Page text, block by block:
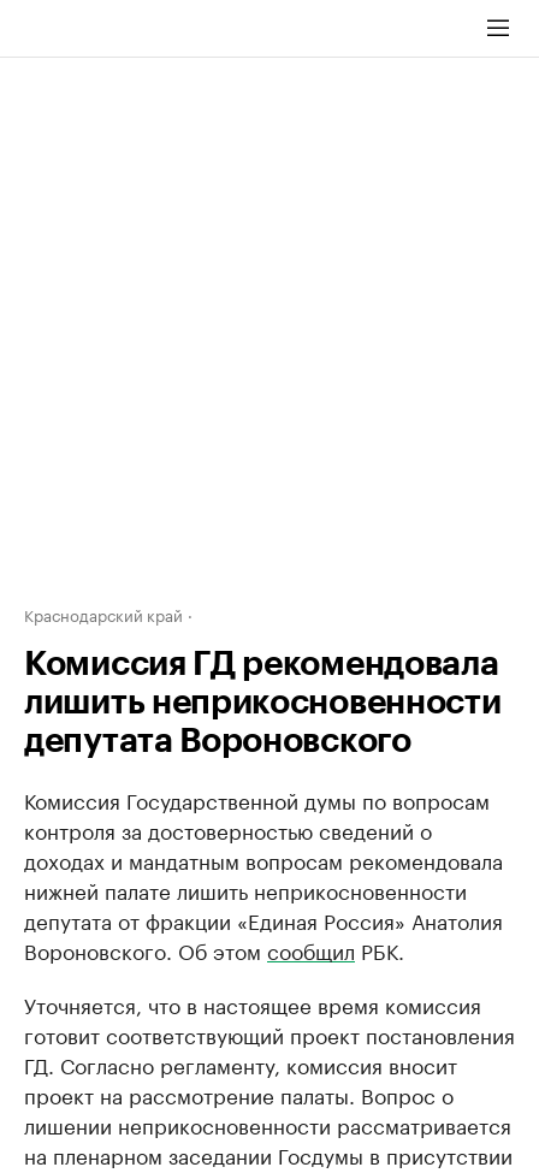
Краснодарский край
Комиссия ГД рекомендовала
лишить неприкосновенности
депутата Вороновского
Комиссия Государственной думы по вопросам
контроля за достоверностью сведений о
доходах и мандатным вопросам рекомендовала
нижней палате лишить неприкосновенности
депутата от фракции «Единая Россия» Анатолия
Вороновского. Об этом сообщил РБК.
Уточняется, что в настоящее время комиссия
готовит соответствующий проект постановления
ГД. Согласно регламенту, комиссия вносит
проект на рассмотрение палаты. Вопрос о
лишении неприкосновенности рассматривается
на пленарном заседании Госдумы в присутствии